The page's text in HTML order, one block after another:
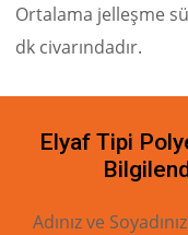
Ortalama jelleşme
dk civarındadır.
Elyaf Tipi
Adınız ve Soyadınız